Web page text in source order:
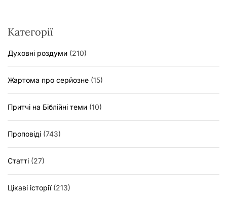
Категорії
Духовні роздуми (210)
Жартома про серйозне (15)
Притчі на Біблійні теми (10)
Проповіді (743)
Статті (27)
Цікаві історії(213)